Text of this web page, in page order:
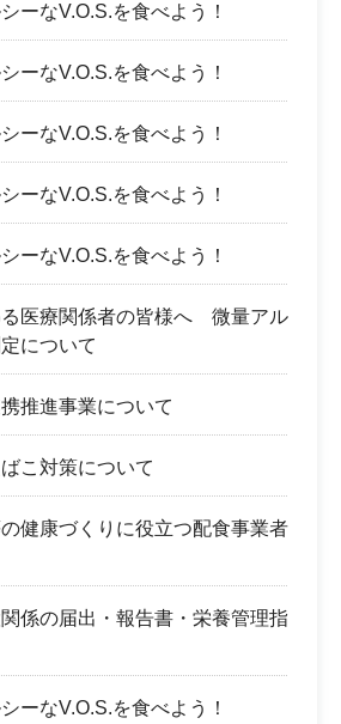
ーなV.O.S.を食べよう！
ーなV.O.S.を食べよう！
ーなV.O.S.を食べよう！
ーなV.O.S.を食べよう！
ーなV.O.S.を食べよう！
医療関係者の皆様へ 微量アル
について
推進事業について
こ対策について
健康づくりに役立つ配食事業者
係の届出・報告書・栄養管理指
ーなV.O.S.を食べよう！